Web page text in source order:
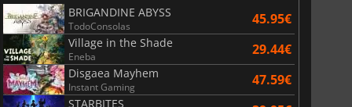
BRIGANDINE ABYSS
TodoConsolas 45.95€
Village in the Shade
Eneba 29.44€
Disgaea Mayhem
Instant Gaming 47.59€
STARBITES